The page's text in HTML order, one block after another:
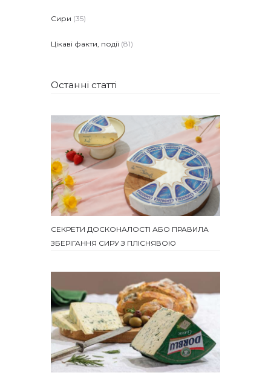
Сири (35)
Цікаві факти, події (81)
Останні статті
СЕКРЕТИ ДОСКОНАЛОСТІ АБО ПРАВИЛА
ЗБЕРІГАННЯ СИРУ З ПЛІСНЯВОЮ